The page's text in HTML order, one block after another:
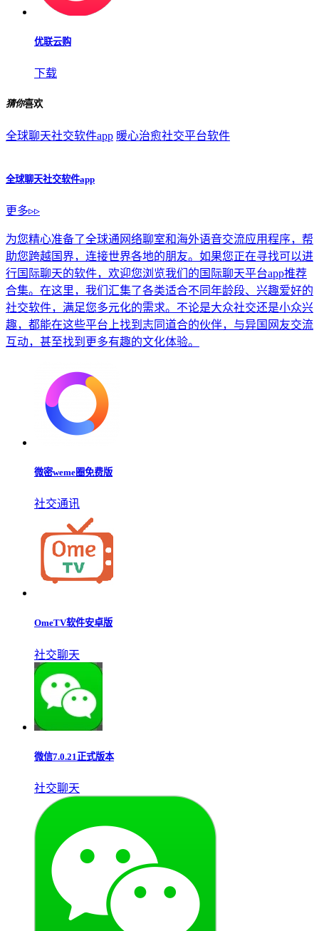
优联云购
下载
猜你喜欢
全球聊天社交软件app 暖心治愈社交平台软件
全球聊天社交软件app
为您精心准备了全球通网络聊室和海外语音交流应用程序，帮
行国际聊天的软件，欢迎您浏览我们的国际聊天平台app推荐
合集。在这里，我们汇集了各类适合不同年龄段、兴趣爱好的
社交软件，满足您多元化的需求。不论是大众社交还是小众兴
趣，都能在这些平台上找到志同道合的伙伴，与异国网友交流
互动，甚至找到更多有趣的文化体验。
微密weme圈免费版
社交通讯
OmeTV软件安卓版
社交聊天